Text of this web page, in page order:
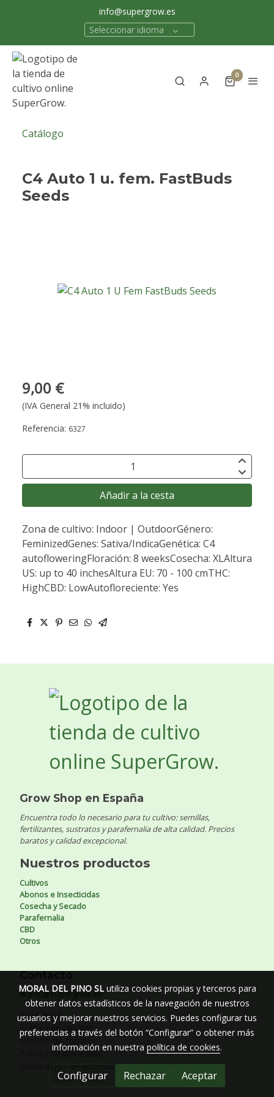
info@supergrow.es
Seleccionar idioma
0
Catálogo
C4 Auto 1 u. fem. FastBuds
Seeds
9,00 €
(IVA General 21% incluido)
Referencia: 6327
Añadir a la cesta
Zona de cultivo: Indoor | OutdoorGénero:
FeminizedGenes: Sativa/IndicaGenética: C4
autofloweringFloración: 8 weeksCosecha: XLAltura
US: up to 40 inchesAltura EU: 70 - 100 cmTHC:
HighCBD: LowAutofloreciente: Yes
Grow Shop en España
Encuentra todo lo necesario para tu cultivo: semillas,
fertilizantes, sustratos y parafernalia de alta calidad. Precios
baratos y calidad excepcional.
Nuestros productos
Cultivos
Abonos e Insecticidas
Cosecha y Secado
Parafernalia
CBD
Otros
Contacto
✉ info@supergrow.es
Aviso legal
Política de cookies
Gestión de cookies
Política de privacidad
Declaración de accesibilidad
MORAL DEL PINO SLutiliza cookies propias y terceros para
obtener datos estadísticos de la navegación de nuestros
usuarios y mejorar nuestros servicios. Puedes configurar tus
preferencias a través del botón “Configurar” o obtener más
información en nuestra política de cookies.
Configurar Rechazar Aceptar